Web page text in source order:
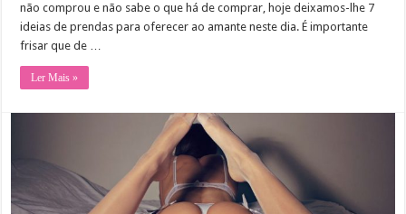
não comprou e não sabe o que há de comprar, hoje deixamos-lhe 7
ideias de prendas para oferecer ao amante neste dia. É importante
frisar que de …
Ler Mais »